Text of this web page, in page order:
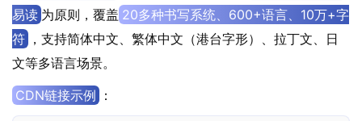
易读 为原则，覆盖 20多种书写系统、600+语言、10万+字
符 ，支持简体中文、繁体中文（港台字形）、拉丁文、日
文等多语言场景。
CDN链接示例 ：